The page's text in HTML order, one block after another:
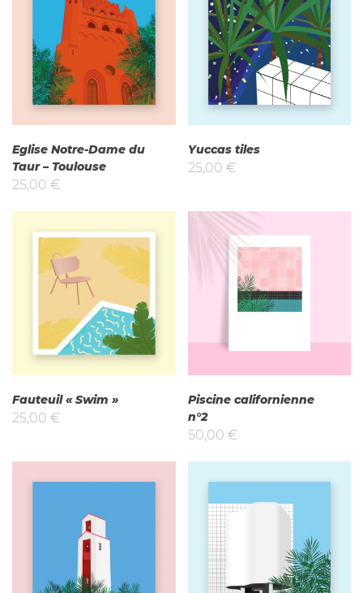
Eglise Notre-Dame du
Taur – Toulouse
25,00 €
Yuccas tiles
25,00 €
Fauteuil « Swim »
25,00 €
Piscine californienne
n°2
50,00 €